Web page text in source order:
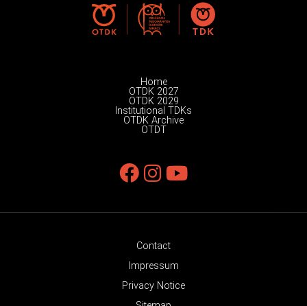
Home
OTDK 2027
OTDK 2029
Institutional TDKs
OTDK Archive
OTDT
Contact
Impressum
Privacy Notice